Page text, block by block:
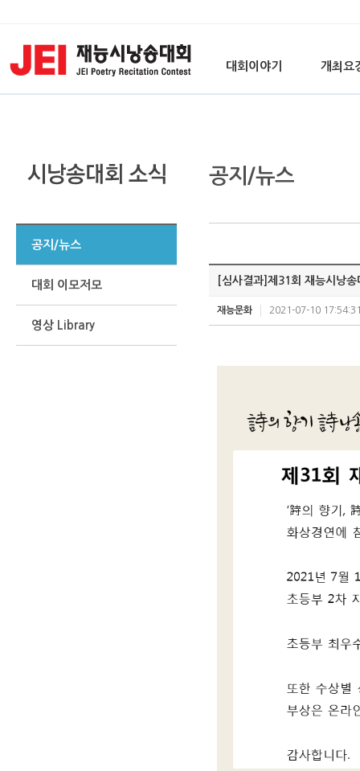
대회이야기 개최요
공지/뉴스
대회 이모저모
영상 Library
공지/뉴스
[심사결과]제31회 재능시낭
재능문화 2021-07-10